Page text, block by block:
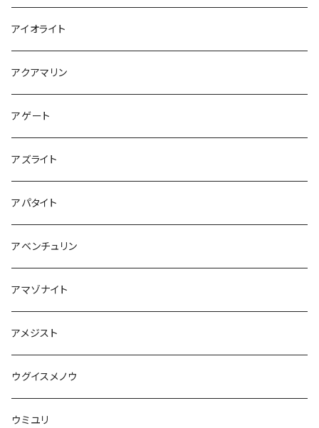
アイオライト
アクアマリン
アゲート
アズライト
アパタイト
アベンチュリン
アマゾナイト
アメジスト
ウグイスメノウ
ウミユリ